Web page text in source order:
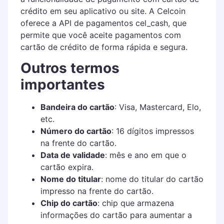
crédito em seu aplicativo ou site. A Celcoin
oferece a API de pagamentos cel_cash, que
permite que você aceite pagamentos com
cartão de crédito de forma rápida e segura.
Outros termos
importantes
Bandeira do cartão: Visa, Mastercard, Elo,
etc.
Número do cartão: 16 dígitos impressos
na frente do cartão.
Data de validade: mês e ano em que o
cartão expira.
Nome do titular: nome do titular do cartão
impresso na frente do cartão.
Chip do cartão: chip que armazena
informações do cartão para aumentar a